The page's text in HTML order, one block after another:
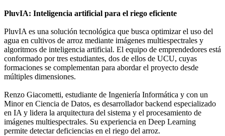
PluvIA: Inteligencia artificial para el riego eficiente
PluvIA es una solución tecnológica que busca optimizar el uso del
agua en cultivos de arroz mediante imágenes multiespectrales y
algoritmos de inteligencia artificial. El equipo de emprendedores está
conformado por tres estudiantes, dos de ellos de UCU, cuyas
formaciones se complementan para abordar el proyecto desde
múltiples dimensiones.
Renzo Giacometti, estudiante de Ingeniería Informática y con un
Minor en Ciencia de Datos, es desarrollador backend especializado
en IA y lidera la arquitectura del sistema y el procesamiento de
imágenes multiespectrales. Su experiencia en Deep Learning
permite detectar deficiencias en el riego del arroz.